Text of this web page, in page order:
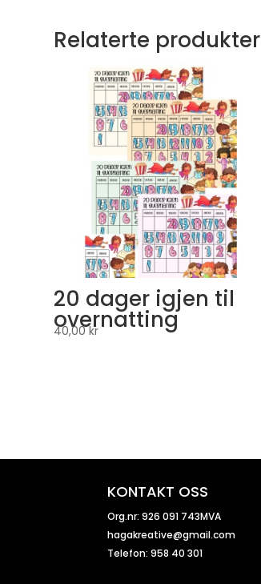
Relaterte produkter
20 dager igjen til
overnatting
40,00kr
KONTAKT OSS
Org.nr: 926 091 743MVA
hagakreative@gmail.com
Telefon: 958 40 301